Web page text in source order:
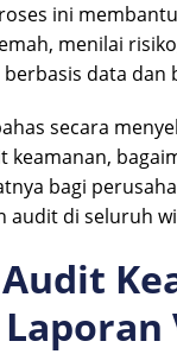
ini
menilai
data dan
secara
keamanan,
bagi
audit di seluruh